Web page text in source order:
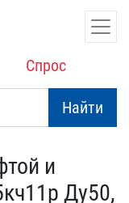
Спрос
Найти
и
Ду50,